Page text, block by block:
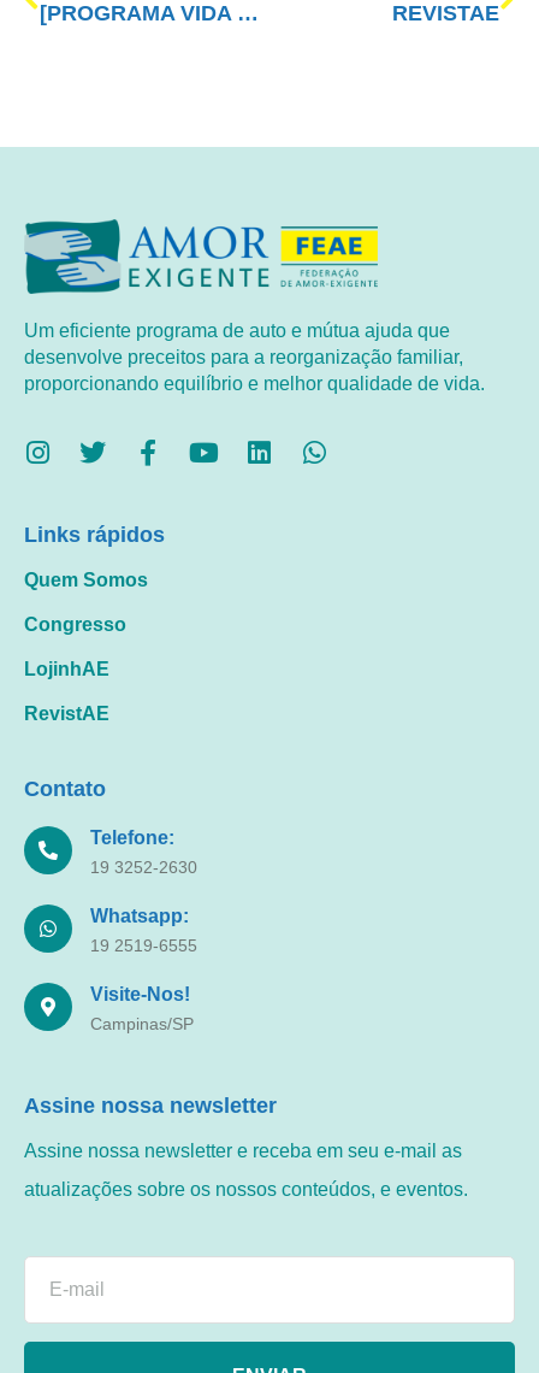
[PROGRAMA VIDA MELHOR – REDEVIDA] – 23/05/2016 REVISTAE
Um eficiente programa de auto e mútua ajuda que
desenvolve preceitos para a reorganização familiar,
proporcionando equilíbrio e melhor qualidade de vida.
Links rápidos
Quem Somos
Congresso
LojinhAE
RevistAE
Contato
Telefone:
19 3252-2630
Whatsapp:
19 2519-6555
Visite-Nos!
Campinas/SP
Assine nossa newsletter
Assine nossa newsletter e receba em seu e-mail as
atualizações sobre os nossos conteúdos, e eventos.